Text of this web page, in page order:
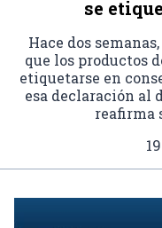
se
Hace dos
que los productos
etiquetarse en
esa declaración al
reafirma